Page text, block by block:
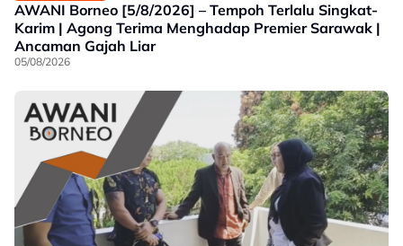
AWANI Borneo [5/8/2026] – Tempoh Terlalu Singkat-
Karim | Agong Terima Menghadap Premier Sarawak |
Ancaman Gajah Liar
05/08/2026